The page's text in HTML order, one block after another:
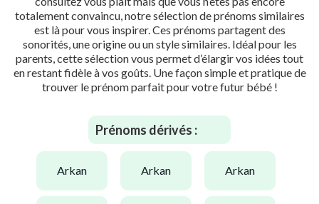
totalement convaincu, notre sélection de prénoms similaires
est là pour vous inspirer. Ces prénoms partagent des
sonorités, une origine ou un style similaires. Idéal pour les
parents, cette sélection vous permet d’élargir vos idées tout
en restant fidèle à vos goûts. Une façon simple et pratique de
trouver le prénom parfait pour votre futur bébé !
Prénoms dérivés :
arkan arkan arkan